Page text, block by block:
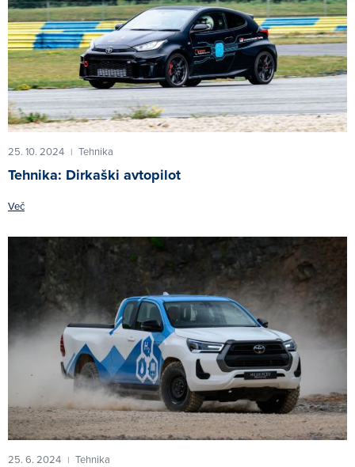
25. 10. 2024 | Tehnika
Tehnika: Dirkaški avtopilot
Več
25. 6. 2024 | Tehnika